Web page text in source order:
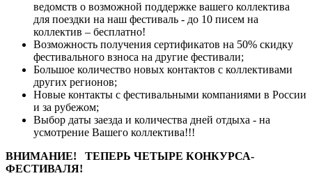
ведомств о возможной поддержке вашего коллектива
для поездки на наш фестиваль - до 10 писем на
коллектив – бесплатно!
Возможность получения сертификатов на 50% скидку
фестивального взноса на другие фестивали;
Большое количество новых контактов с коллективами
других регионов;
Новые контакты с фестивальными компаниями в России
и за рубежом;
Выбор даты заезда и количества дней отдыха - на
усмотрение Вашего коллектива!!!
ВНИМАНИЕ! ТЕПЕРЬ ЧЕТЫРЕ КОНКУРСА-
ФЕСТИВАЛЯ!